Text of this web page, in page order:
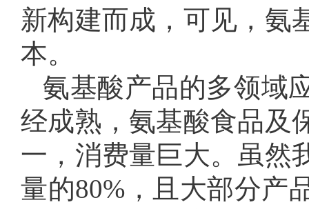
新构建而成，可见，氨
本。
氨基酸产品的多领域
经成熟，氨基酸食品及
一，消费量巨大。虽然
量的80%，且大部分产